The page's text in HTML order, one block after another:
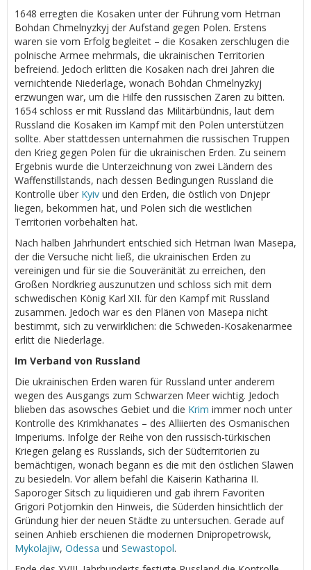
1648 erregten die Kosaken unter der Führung vom Hetman
Bohdan Chmelnyzkyj der Aufstand gegen Polen. Erstens
waren sie vom Erfolg begleitet – die Kosaken zerschlugen die
polnische Armee mehrmals, die ukrainischen Territorien
befreiend. Jedoch erlitten die Kosaken nach drei Jahren die
vernichtende Niederlage, wonach Bohdan Chmelnyzkyj
erzwungen war, um die Hilfe den russischen Zaren zu bitten.
1654 schloss er mit Russland das Militärbündnis, laut dem
Russland die Kosaken im Kampf mit den Polen unterstützen
sollte. Aber stattdessen unternahmen die russischen Truppen
den Krieg gegen Polen für die ukrainischen Erden. Zu seinem
Ergebnis wurde die Unterzeichnung von zwei Ländern des
Waffenstillstands, nach dessen Bedingungen Russland die
Kontrolle über Kyiv und den Erden, die östlich von Dnjepr
liegen, bekommen hat, und Polen sich die westlichen
Territorien vorbehalten hat.
Nach halben Jahrhundert entschied sich Hetman Iwan Masepa,
der die Versuche nicht ließ, die ukrainischen Erden zu
vereinigen und für sie die Souveränität zu erreichen, den
Großen Nordkrieg auszunutzen und schloss sich mit dem
schwedischen König Karl XII. für den Kampf mit Russland
zusammen. Jedoch war es den Plänen von Masepa nicht
bestimmt, sich zu verwirklichen: die Schweden-Kosakenarmee
erlitt die Niederlage.
Im Verband von Russland
Die ukrainischen Erden waren für Russland unter anderem
wegen des Ausgangs zum Schwarzen Meer wichtig. Jedoch
blieben das asowsches Gebiet und die Krim immer noch unter
Kontrolle des Krimkhanates – des Alliierten des Osmanischen
Imperiums. Infolge der Reihe von den russisch-türkischen
Kriegen gelang es Russlands, sich der Südterritorien zu
bemächtigen, wonach begann es die mit den östlichen Slawen
zu besiedeln. Vor allem befahl die Kaiserin Katharina II.
Saporoger Sitsch zu liquidieren und gab ihrem Favoriten
Grigori Potjomkin den Hinweis, die Süderden hinsichtlich der
Gründung hier der neuen Städte zu untersuchen. Gerade auf
seinen Anhieb erschienen die modernen Dnipropetrowsk,
Mykolajiw, Odessa und Sewastopol.